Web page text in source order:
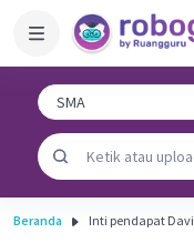
Beranda Inti pendapat